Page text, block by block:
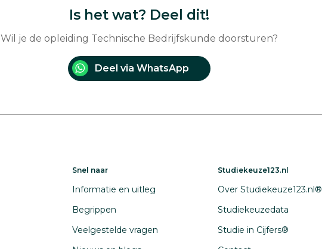
Is het wat? Deel dit!
Wil je de opleiding Technische Bedrijfskunde doorsturen?
Deel via WhatsApp
Snel naar
Informatie en uitleg
Begrippen
Veelgestelde vragen
Studiekeuze123.nl
Over Studiekeuze123.nl®
Studiekeuzedata
Studie in Cijfers®